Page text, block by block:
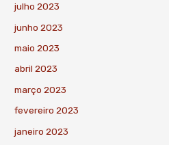
julho 2023
junho 2023
maio 2023
abril 2023
março 2023
fevereiro 2023
janeiro 2023